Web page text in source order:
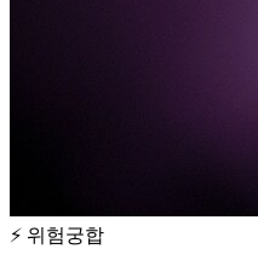
⚡ 위험궁합